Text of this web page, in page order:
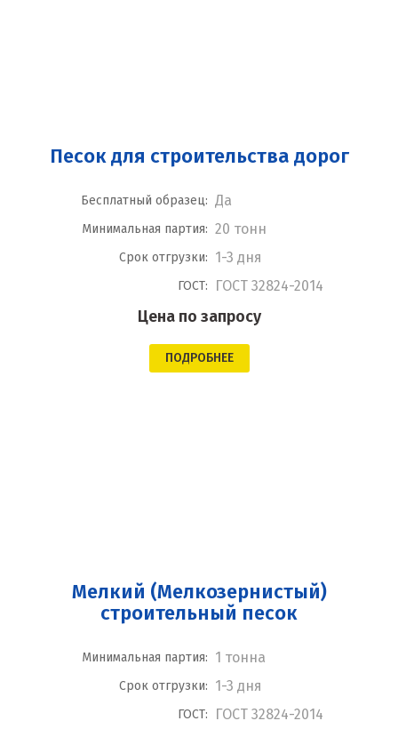
Песок для строительства дорог
Бесплатный образец: Да
Минимальная партия: 20 тонн
Срок отгрузки: 1-3 дня
ГОСТ: ГОСТ 32824-2014
Цена по запросу
ПОДРОБНЕЕ
Мелкий (Мелкозернистый)
строительный песок
Минимальная партия: 1 тонна
Срок отгрузки: 1-3 дня
ГОСТ: ГОСТ 32824-2014